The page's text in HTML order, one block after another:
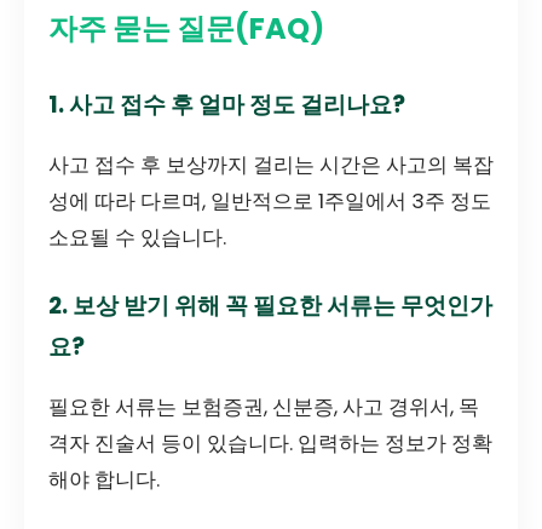
자주 묻는 질문(FAQ)
1. 사고 접수 후 얼마 정도 걸리나요?
사고 접수 후 보상까지 걸리는 시간은 사고의 복잡
성에 따라 다르며, 일반적으로 1주일에서 3주 정도
소요될 수 있습니다.
2. 보상 받기 위해 꼭 필요한 서류는 무엇인가
요?
필요한 서류는 보험증권, 신분증, 사고 경위서, 목
격자 진술서 등이 있습니다. 입력하는 정보가 정확
해야 합니다.